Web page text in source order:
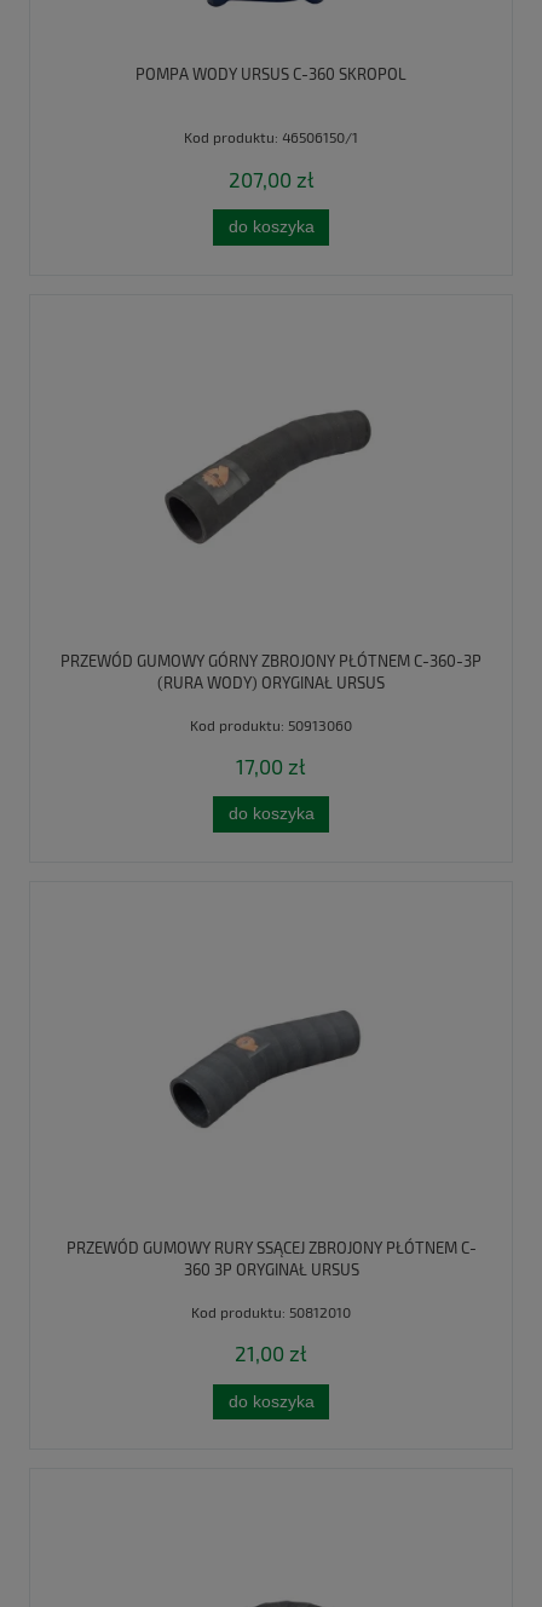
POMPA WODY URSUS C-360 SKROPOL
Kod produktu: 46506150/1
207,00 zł
do koszyka
PRZEWÓD GUMOWY GÓRNY ZBROJONY PŁÓTNEM C-360-3P
(RURA WODY) ORYGINAŁ URSUS
Kod produktu: 50913060
17,00 zł
do koszyka
PRZEWÓD GUMOWY RURY SSĄCEJ ZBROJONY PŁÓTNEM C-
360 3P ORYGINAŁ URSUS
Kod produktu: 50812010
21,00 zł
do koszyka